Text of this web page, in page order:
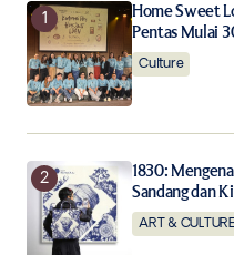
Home Sweet
Pentas Mulai
Culture
1830:
Sandang dan
ART &